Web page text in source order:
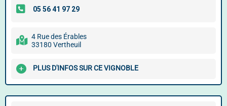
4 Rue des Érables
33180 Vertheuil
PLUS D'INFOS SUR CE VIGNOBLE